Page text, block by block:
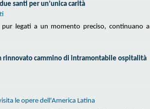
santi per un’unica carità
legati a un momento preciso, continuano a
rinnovato cammino di intramontabile ospitalità
le opere dell'America Latina